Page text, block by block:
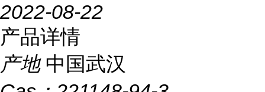
2022-08-22
产品详情
产地 中国武汉